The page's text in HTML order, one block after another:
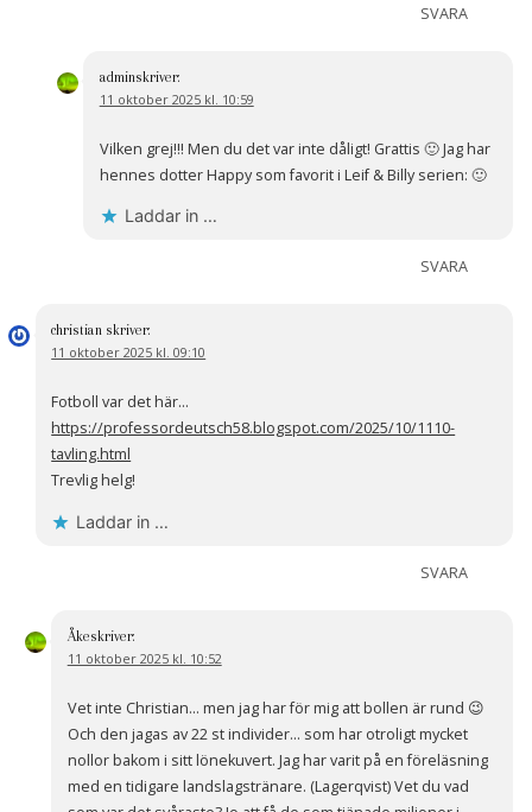
SVARA
adminskriver:
11 oktober 2025 kl. 10:59
Vilken grej!!! Men du det var inte dåligt! Grattis 🙂 Jag har
hennes dotter Happy som favorit i Leif & Billy serien: 🙂
Laddar in …
SVARA
christian skriver:
11 oktober 2025 kl. 09:10
Fotboll var det här…
https://professordeutsch58.blogspot.com/2025/10/1110-
tavling.html
Trevlig helg!
Laddar in …
SVARA
Åkeskriver:
11 oktober 2025 kl. 10:52
Vet inte Christian… men jag har för mig att bollen är rund 😉
Och den jagas av 22 st individer… som har otroligt mycket
nollor bakom i sitt lönekuvert. Jag har varit på en föreläsning
med en tidigare landslagstränare. (Lagerqvist) Vet du vad